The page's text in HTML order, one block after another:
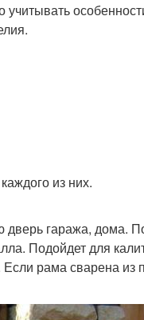
из них.
дверь гаража, дома.
Подойдет для
рама сварена из